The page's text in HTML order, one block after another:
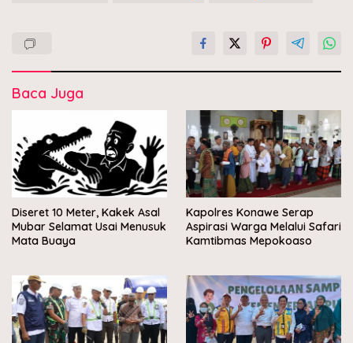
Baca Juga
Diseret 10 Meter, Kakek Asal
Mubar Selamat Usai Menusuk
Mata Buaya
Kapolres Konawe Serap
Aspirasi Warga Melalui Safari
Kamtibmas Mepokoaso